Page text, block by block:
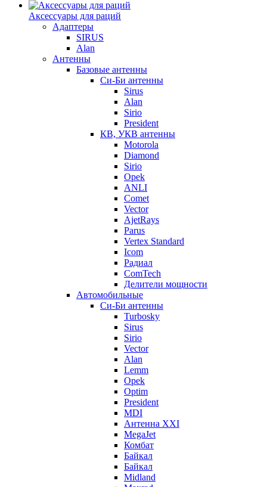
Аксессуары для раций
Адаптеры
SIRUS
Alan
Антенны
Базовые антенны
Си-Би антенны
Sirus
Alan
Sirio
President
КВ, УКВ антенны
Motorola
Diamond
Sirio
Opek
ANLI
Comet
Vector
AjetRays
Parus
Vertex Standard
Icom
Радиал
ComTech
Делители мощности
Автомобильные
Си-Би антенны
Turbosky
Sirus
Sirio
Vector
Alan
Lemm
Opek
Optim
President
MDI
Антенна XXI
MegaJet
Комбат
Байкал
Байкал
Midland